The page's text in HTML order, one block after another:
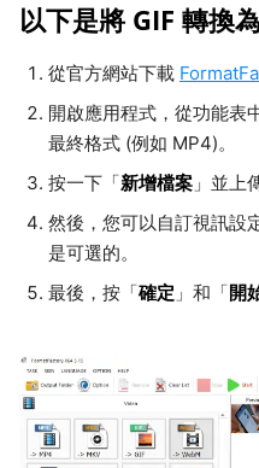
以下是將 GIF 轉換
從官方網站下載
開啟應用程式，從功能表
最終格式 (例如 MP4)。
按一下「新增檔案 」並上
然後，您可以自訂視訊設
是可選的。
最後，按「確定 」和「開